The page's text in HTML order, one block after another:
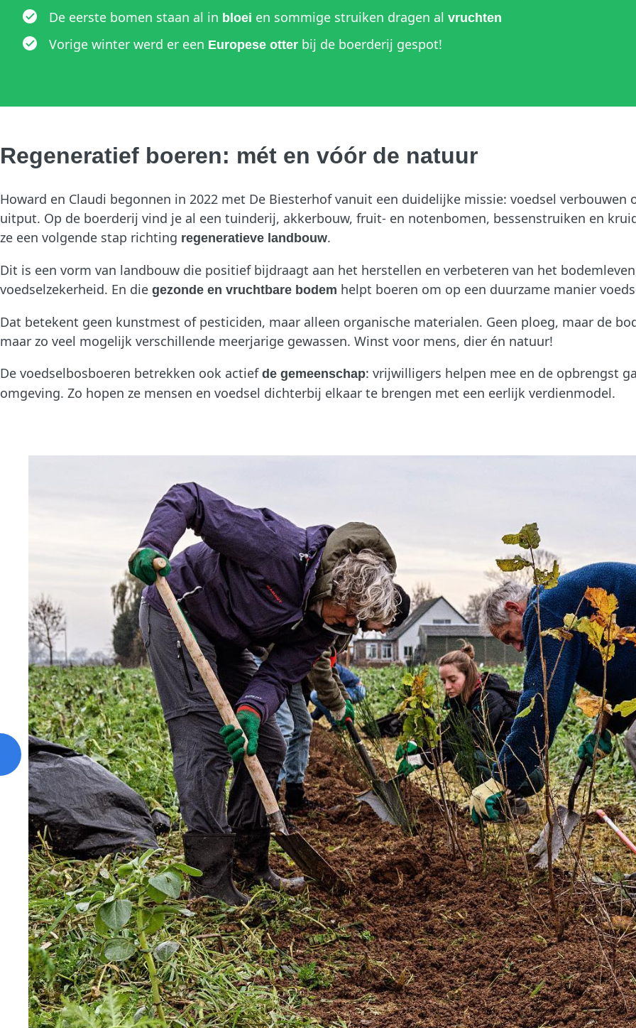
De eerste bomen staan al in bloei en sommige struiken dragen al vruchten
Vorige winter werd er een Europese otter bij de boerderij gespot!
Regeneratief boeren: mét en vóór de natuur
Howard en Claudi begonnen in 2022 met De Biesterhof vanuit een duidelijke missie: voedsel
uitput. Op de boerderij vind je al een tuinderij, akkerbouw, fruit- en notenbomen, bessenstruiken en
ze een volgende stap richting regeneratieve landbouw.
Dit is een vorm van landbouw die positief bijdraagt aan het herstellen en verbeteren van het
voedselzekerheid. En die gezonde en vruchtbare bodem helpt boeren om op een duurzame manier
Dat betekent geen kunstmest of pesticiden, maar alleen organische materialen. Geen ploeg, maar de
maar zo veel mogelijk verschillende meerjarige gewassen. Winst voor mens, dier én natuur!
De voedselbosboeren betrekken ook actief de gemeenschap: vrijwilligers helpen mee en de opbrengst
omgeving. Zo hopen ze mensen en voedsel dichterbij elkaar te brengen met een eerlijk verdienmodel.